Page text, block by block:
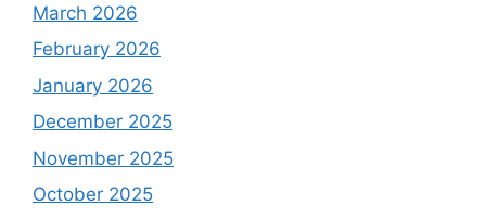
March 2026
February 2026
January 2026
December 2025
November 2025
October 2025